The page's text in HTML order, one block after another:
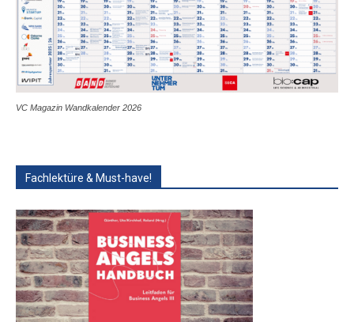
VC Magazin Wandkalender 2026
Fachlektüre & Must-have!